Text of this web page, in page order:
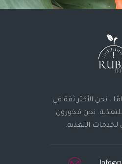
أكثر من 15 عامًا ، نحن الأكثر ثقة في
نحن فخورون
لخدمات التغذية.